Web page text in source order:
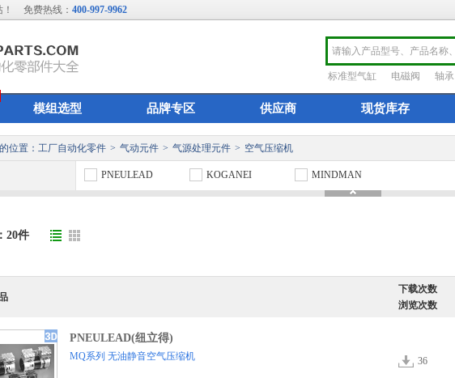
免费热线： 400-997-9962
标准型气缸 电磁阀 轴承
模组选型 品牌专区 供应商 现货库存
位置： 工厂自动化零件 > 气动元件 > 气源处理元件 > 空气压缩机
PNEULEAD KOGANEI MINDMAN
20件
下载次数
浏览次数
PNEULEAD(纽立得)
MQ系列 无油静音空气压缩机 36